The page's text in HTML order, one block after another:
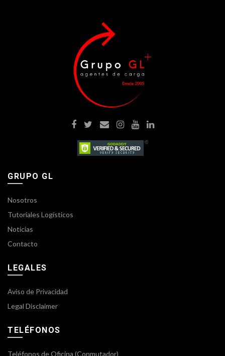
GRUPO GL
Nosotros
Tutoriales Logísticos
Noticias
Contacto
LEGALES
Aviso de Privacidad
Legal Disclaimer
TELÉFONOS
Teléfonos de Oficina (Conmutador)